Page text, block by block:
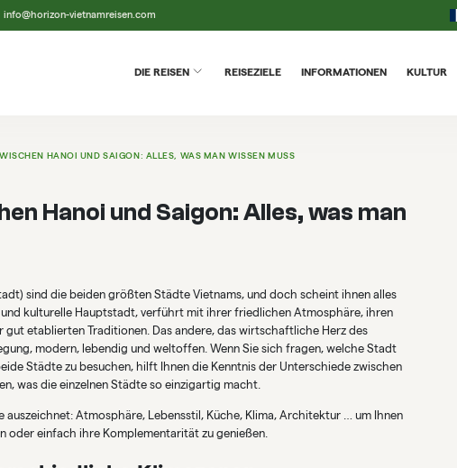
info@horizon-vietnamreisen.com
DIE REISEN REISEZIELE INFORMATIONEN KULTUR
HANOI UND SAIGON: ALLES, WAS MAN WISSEN MUSS
Hanoi und Saigon: Alles, was man
sind die beiden größten Städte Vietnams, und doch scheint ihnen alles
kulturelle Hauptstadt, verführt mit ihrer friedlichen Atmosphäre, ihren
etablierten Traditionen. Das andere, das wirtschaftliche Herz des
modern, lebendig und weltoffen. Wenn Sie sich fragen, welche Stadt
Städte zu besuchen, hilft Ihnen die Kenntnis der Unterschiede zwischen
was die einzelnen Städte so einzigartig macht.
auszeichnet: Atmosphäre, Lebensstil, Küche, Klima, Architektur … um Ihnen
oder einfach ihre Komplementarität zu genießen.